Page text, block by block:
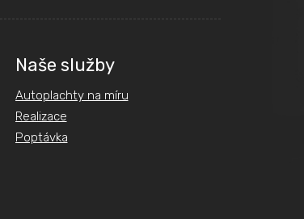
Naše služby
Autoplachty na míru
Realizace
Poptávka